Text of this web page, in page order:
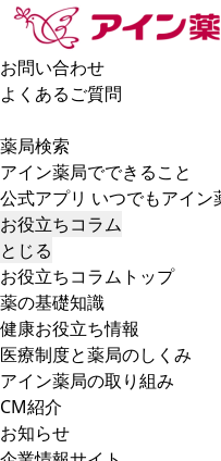
お問い合わせ
よくあるご質問
薬局検索
アイン薬局でできること
公式アプリ いつでもアイン
お役立ちコラム
とじる
お役立ちコラムトップ
薬の基礎知識
健康お役立ち情報
医療制度と薬局のしくみ
アイン薬局の取り組み
CM紹介
お知らせ